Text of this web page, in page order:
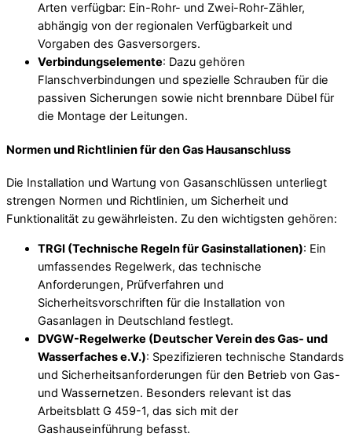
Arten verfügbar: Ein-Rohr- und Zwei-Rohr-Zähler,
abhängig von der regionalen Verfügbarkeit und
Vorgaben des Gasversorgers.
Verbindungselemente: Dazu gehören
Flanschverbindungen und spezielle Schrauben für die
passiven Sicherungen sowie nicht brennbare Dübel für
die Montage der Leitungen.
Normen und Richtlinien für den Gas Hausanschluss
Die Installation und Wartung von Gasanschlüssen unterliegt
strengen Normen und Richtlinien, um Sicherheit und
Funktionalität zu gewährleisten. Zu den wichtigsten gehören:
TRGI (Technische Regeln für Gasinstallationen): Ein
umfassendes Regelwerk, das technische
Anforderungen, Prüfverfahren und
Sicherheitsvorschriften für die Installation von
Gasanlagen in Deutschland festlegt.
DVGW-Regelwerke (Deutscher Verein des Gas- und
Wasserfaches e.V.): Spezifizieren technische Standards
und Sicherheitsanforderungen für den Betrieb von Gas-
und Wassernetzen. Besonders relevant ist das
Arbeitsblatt G 459-1, das sich mit der
Gashauseinführung befasst.